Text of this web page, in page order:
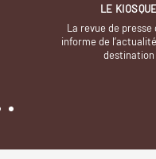
LE
La revue de presse
informe de
destination